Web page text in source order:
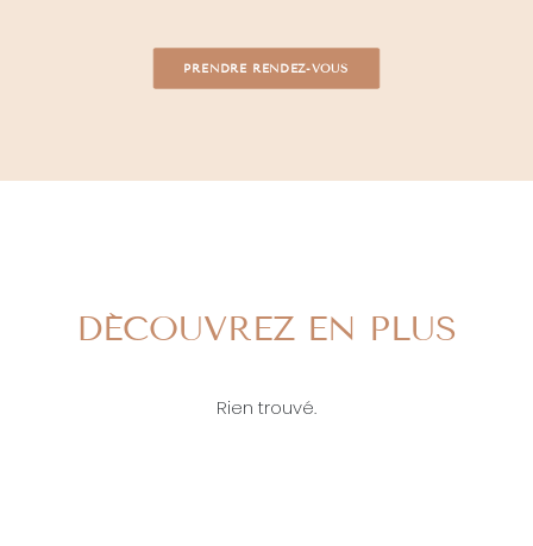
PRENDRE RENDEZ-VOUS
DÉCOUVREZ EN PLUS
Rien trouvé.